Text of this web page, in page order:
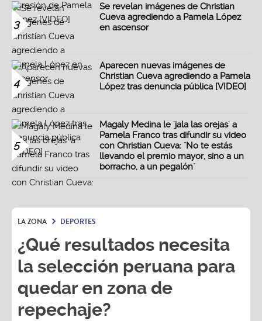
3
Se revelan imágenes de Christian
Cueva agrediendo a Pamela López
en ascensor
4
Aparecen nuevas imágenes de
Christian Cueva agrediendo a Pamela
López tras denuncia pública [VIDEO]
5
Magaly Medina le 'jala las orejas' a
Pamela Franco tras difundir su video
con Christian Cueva: "No te estás
llevando el premio mayor, sino a un
borracho, a un pegalón"
LA ZONA DEPORTES
¿Qué resultados necesita
la selección peruana para
quedar en zona de
repechaje?